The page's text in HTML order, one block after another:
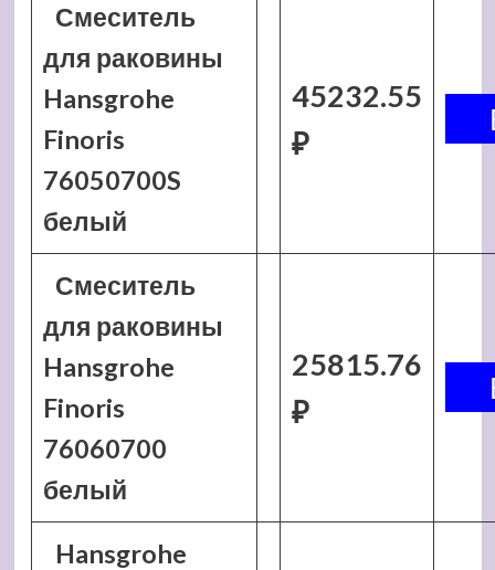
Смеситель
для раковины
Hansgrohe
Finoris
76050700S
белый
45232.55
₽
Смеситель
для раковины
Hansgrohe
Finoris
76060700
белый
25815.76
₽
Hansgrohe